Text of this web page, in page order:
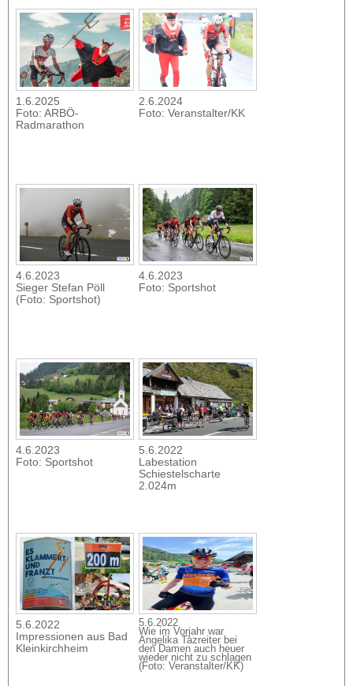
1.6.2025
Foto: ARBÖ-
Radmarathon
2.6.2024
Foto: Veranstalter/KK
4.6.2023
Sieger Stefan Pöll
(Foto: Sportshot)
4.6.2023
Foto: Sportshot
4.6.2023
Foto: Sportshot
5.6.2022
Labestation
Schiestelscharte
2.024m
5.6.2022
Impressionen aus Bad
Kleinkirchheim
5.6.2022
Wie im Vorjahr war
Angelika Tazreiter bei
den Damen auch heuer
wieder nicht zu schlagen
(Foto: Veranstalter/KK)